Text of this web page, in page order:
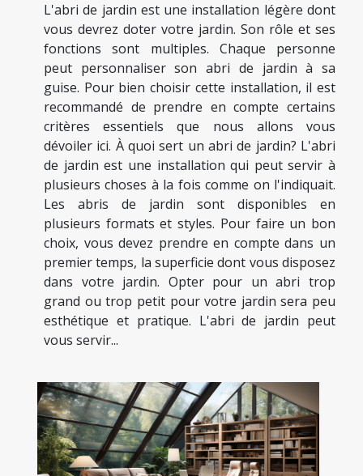
L'abri de jardin est une installation légère dont
vous devrez doter votre jardin. Son rôle et ses
fonctions sont multiples. Chaque personne
peut personnaliser son abri de jardin à sa
guise. Pour bien choisir cette installation, il est
recommandé de prendre en compte certains
critères essentiels que nous allons vous
dévoiler ici. À quoi sert un abri de jardin? L'abri
de jardin est une installation qui peut servir à
plusieurs choses à la fois comme on l'indiquait.
Les abris de jardin sont disponibles en
plusieurs formats et styles. Pour faire un bon
choix, vous devez prendre en compte dans un
premier temps, la superficie dont vous disposez
dans votre jardin. Opter pour un abri trop
grand ou trop petit pour votre jardin sera peu
esthétique et pratique. L'abri de jardin peut
vous servir...